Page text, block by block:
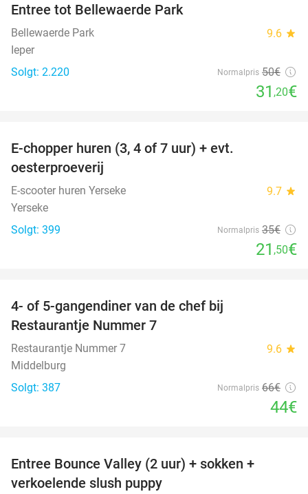
Entree tot Bellewaerde Park
Bellewaerde Park 9.6 star
Ieper
Solgt: 2.220
Normalpris 50€
31 ,20€
E-chopper huren (3, 4 of 7 uur) + evt.
oesterproeverij
E-scooter huren Yerseke 9.7 star
Yerseke
Solgt: 399
Normalpris 35€
21 ,50€
4- of 5-gangendiner van de chef bij
Restaurantje Nummer 7
Restaurantje Nummer 7 9.6 star
Middelburg
Solgt: 387
Normalpris 66€
44€
Entree Bounce Valley (2 uur) + sokken +
verkoelende slush puppy